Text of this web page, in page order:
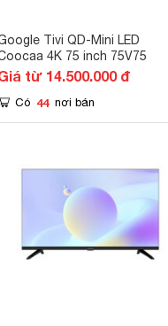
Tivi QD-Mini LED
4K 75 inch 75V75
từ 14.500.000 đ
Có 44 nơi bán